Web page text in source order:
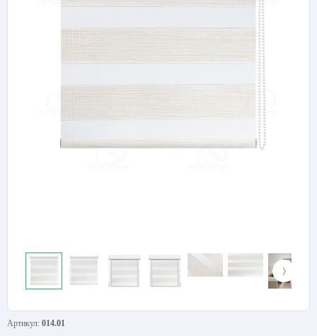
Артикул: 014.01